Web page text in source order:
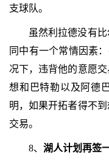
支球队。
虽然利拉德没有
同中有一个常情因素
况下，违背他的意愿
想和巴特勒以及阿德
明，如果开拓者得不
交易。
8、 湖人计划再签